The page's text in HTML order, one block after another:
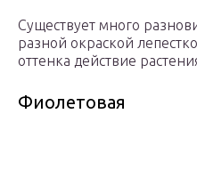
Существует много
разной окраской
оттенка действие
Фиолетовая